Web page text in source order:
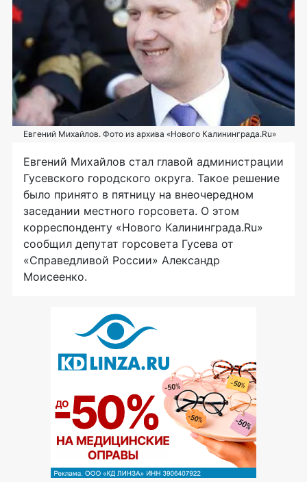
Евгений Михайлов. Фото из архива «Нового Калининграда.Ru»
Евгений Михайлов стал главой администрации
Гусевского городского округа. Такое решение
было принято в пятницу на внеочередном
заседании местного горсовета. О этом
корреспонденту «Нового Калининграда.Ru»
сообщил депутат горсовета Гусева от
«Справедливой России» Александр
Моисеенко.